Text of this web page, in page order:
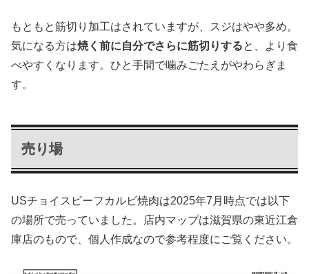
もともと筋切り加工はされていますが、スジはやや多め。
気になる方は焼く前に自分でさらに筋切りすると、より食
べやすくなります。ひと手間で噛みごたえがやわらぎま
す。
売り場
USチョイスビーフカルビ焼肉は2025年7月時点では以下
の場所で売っていました。店内マップは滋賀県の東近江倉
庫店のもので、個人作成なので参考程度にご覧ください。